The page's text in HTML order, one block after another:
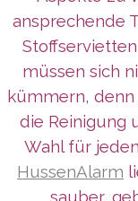
ansprechende
müssen sich
kümmern,
die Reinigung
Wahl für
HussenAlarm
sauber,